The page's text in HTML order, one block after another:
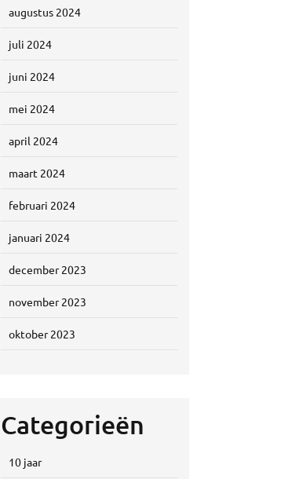
augustus 2024
juli 2024
juni 2024
mei 2024
april 2024
maart 2024
februari 2024
januari 2024
december 2023
november 2023
oktober 2023
Categorieën
10 jaar